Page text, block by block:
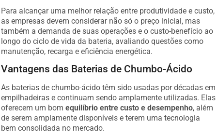
Para alcançar uma melhor relação entre produtividade e custo,
as empresas devem considerar não só o preço inicial, mas
também a demanda de suas operações e o custo-benefício ao
longo do ciclo de vida da bateria, avaliando questões como
manutenção, recarga e eficiência energética.
Vantagens das Baterias de Chumbo-Ácido
As baterias de chumbo-ácido têm sido usadas por décadas em
empilhadeiras e continuam sendo amplamente utilizadas. Elas
oferecem um bomequilíbrio entre custo e desempenho , além
de serem amplamente disponíveis e terem uma tecnologia
bem consolidada no mercado.